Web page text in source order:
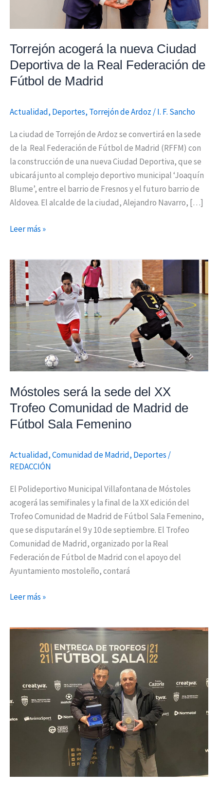
Torrejón acogerá la nueva Ciudad
Deportiva de la Real Federación de
Fútbol de Madrid
Actualidad, Deportes, Torrejón de Ardoz /I. F. Sancho
La ciudad de Torrejón de Ardoz se convertirá en la sede
de la Real Federación de Fútbol de Madrid (RFFM) con
la construcción de una nueva Ciudad Deportiva, que se
ubicará junto al complejo deportivo municipal ‘Joaquín
Blume’, entre el barrio de Fresnos y el futuro barrio de
Aldovea. El alcalde de la ciudad, Alejandro Navarro, […]
Fútbol
de
Madrid
Leer más »
Móstoles será la sede del XX
Trofeo Comunidad de Madrid de
Fútbol Sala Femenino
Actualidad,Comunidad de Madrid, Deportes /
REDACCIÓN
El Polideportivo Municipal Villafontana de Móstoles
acogerá las semifinales y la final de la XX edición del
Trofeo Comunidad de Madrid de Fútbol Sala Femenino,
que se disputarán el 9 y 10 de septiembre. El Trofeo
Comunidad de Madrid, organizado por la Real
Federación de Fútbol de Madrid con el apoyo del
Ayuntamiento mostoleño, contará
Móstoles
será
la
sede
del
XX
Trofeo
Comunidad
de
Madrid
de
Fútbol
Sala
Leer más »
reconoce
la
Concejalía